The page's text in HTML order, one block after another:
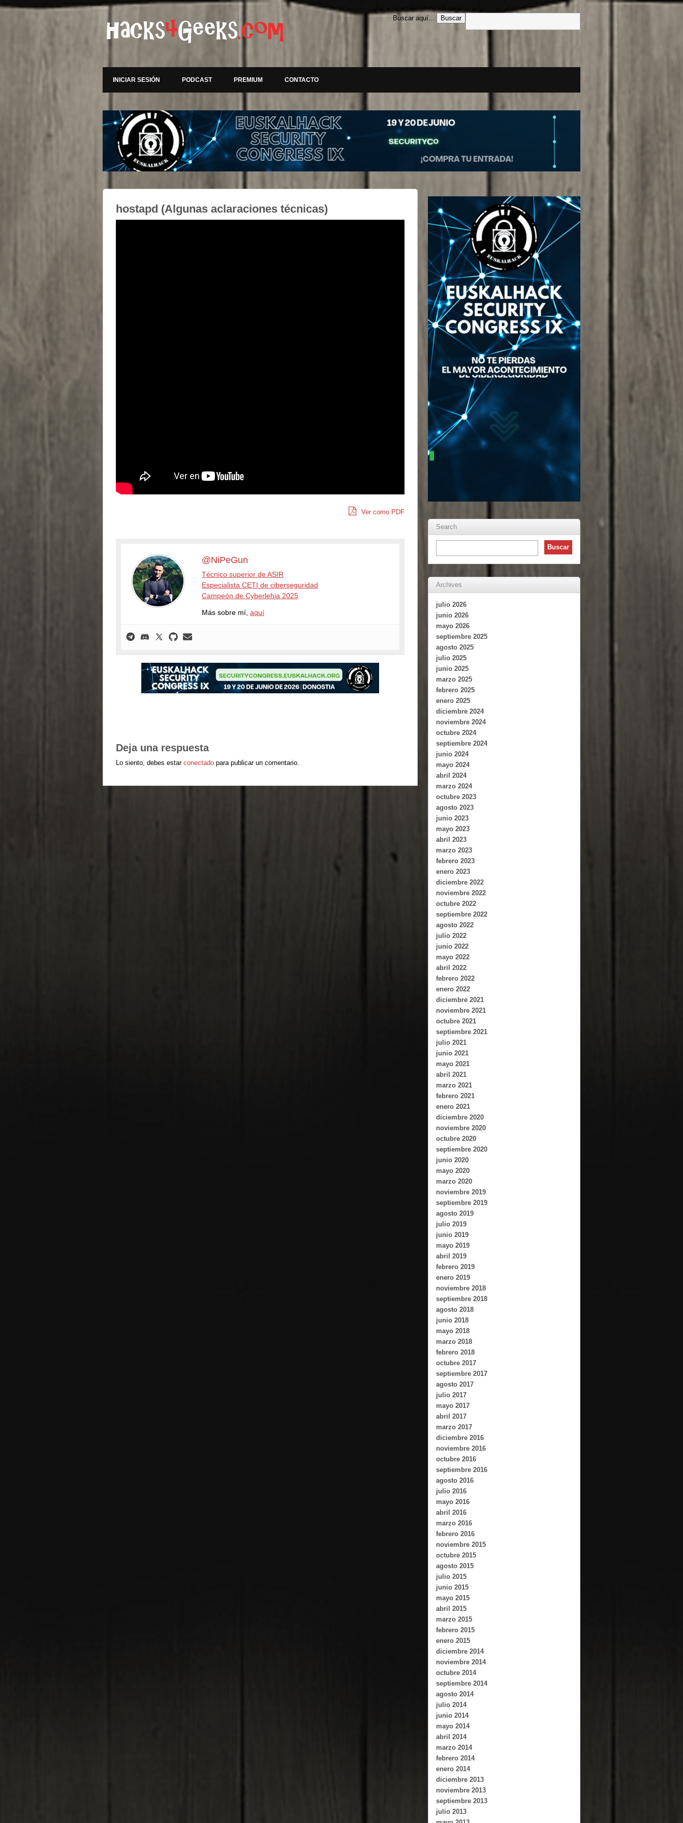
Buscar aquí...
INICIAR SESIÓN PODCAST PREMIUM CONTACTO
hostapd (Algunas aclaraciones técnicas)
Ver como PDF
@NiPeGun
Técnico superior de ASIR
Especialista CETI de ciberseguridad
Campeón de Cyberlehia 2025
Más sobre mí, aquí
Deja una respuesta
Lo siento, debes estar conectado para publicar un comentario.
Search
Archives
julio 2026
junio 2026
mayo 2026
septiembre 2025
agosto 2025
julio 2025
junio 2025
marzo 2025
febrero 2025
enero 2025
diciembre 2024
noviembre 2024
octubre 2024
septiembre 2024
junio 2024
mayo 2024
abril 2024
marzo 2024
octubre 2023
agosto 2023
junio 2023
mayo 2023
abril 2023
marzo 2023
febrero 2023
enero 2023
diciembre 2022
noviembre 2022
octubre 2022
septiembre 2022
agosto 2022
julio 2022
junio 2022
mayo 2022
abril 2022
febrero 2022
enero 2022
diciembre 2021
noviembre 2021
octubre 2021
septiembre 2021
julio 2021
junio 2021
mayo 2021
abril 2021
marzo 2021
febrero 2021
enero 2021
diciembre 2020
noviembre 2020
octubre 2020
septiembre 2020
junio 2020
mayo 2020
marzo 2020
noviembre 2019
septiembre 2019
agosto 2019
julio 2019
junio 2019
mayo 2019
abril 2019
febrero 2019
enero 2019
noviembre 2018
septiembre 2018
agosto 2018
junio 2018
mayo 2018
marzo 2018
febrero 2018
octubre 2017
septiembre 2017
agosto 2017
julio 2017
mayo 2017
abril 2017
marzo 2017
diciembre 2016
noviembre 2016
octubre 2016
septiembre 2016
agosto 2016
julio 2016
mayo 2016
abril 2016
marzo 2016
febrero 2016
noviembre 2015
octubre 2015
agosto 2015
julio 2015
junio 2015
mayo 2015
abril 2015
marzo 2015
febrero 2015
enero 2015
diciembre 2014
noviembre 2014
octubre 2014
septiembre 2014
agosto 2014
julio 2014
junio 2014
mayo 2014
abril 2014
marzo 2014
febrero 2014
enero 2014
diciembre 2013
noviembre 2013
septiembre 2013
julio 2013